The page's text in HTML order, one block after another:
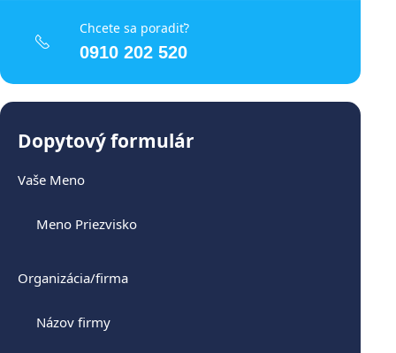
Chcete sa poradiť?
0910 202 520
Dopytový formulár
Vaše Meno
Organizácia/firma